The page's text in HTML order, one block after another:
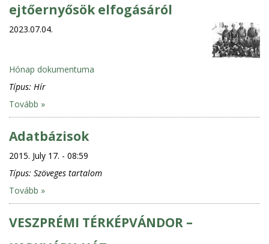
ejtőernyősök elfogásáról
2023.07.04.
Hónap dokumentuma
Típus: Hír
Tovább »
Adatbázisok
2015. July 17. - 08:59
Típus: Szöveges tartalom
Tovább »
VESZPRÉMI TÉRKÉPVÁNDOR –